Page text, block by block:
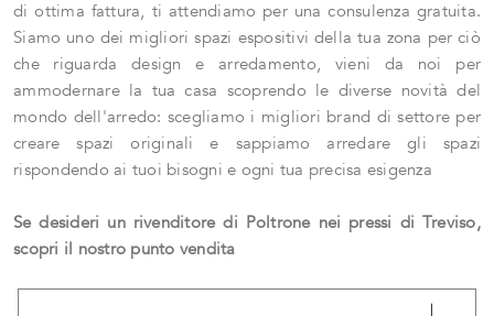
di ottima fattura, ti attendiamo per una consulenza gratuita.
Siamo uno dei migliori spazi espositivi della tua zona per ciò
che riguarda design e arredamento, vieni da noi per
ammodernare la tua casa scoprendo le diverse novità del
mondo dell'arredo: scegliamo i migliori brand di settore per
creare spazi originali e sappiamo arredare gli spazi
rispondendo ai tuoi bisogni e ogni tua precisa esigenza
Se desideri un rivenditore di Poltrone nei pressi di Treviso,
scopri il nostro punto vendita